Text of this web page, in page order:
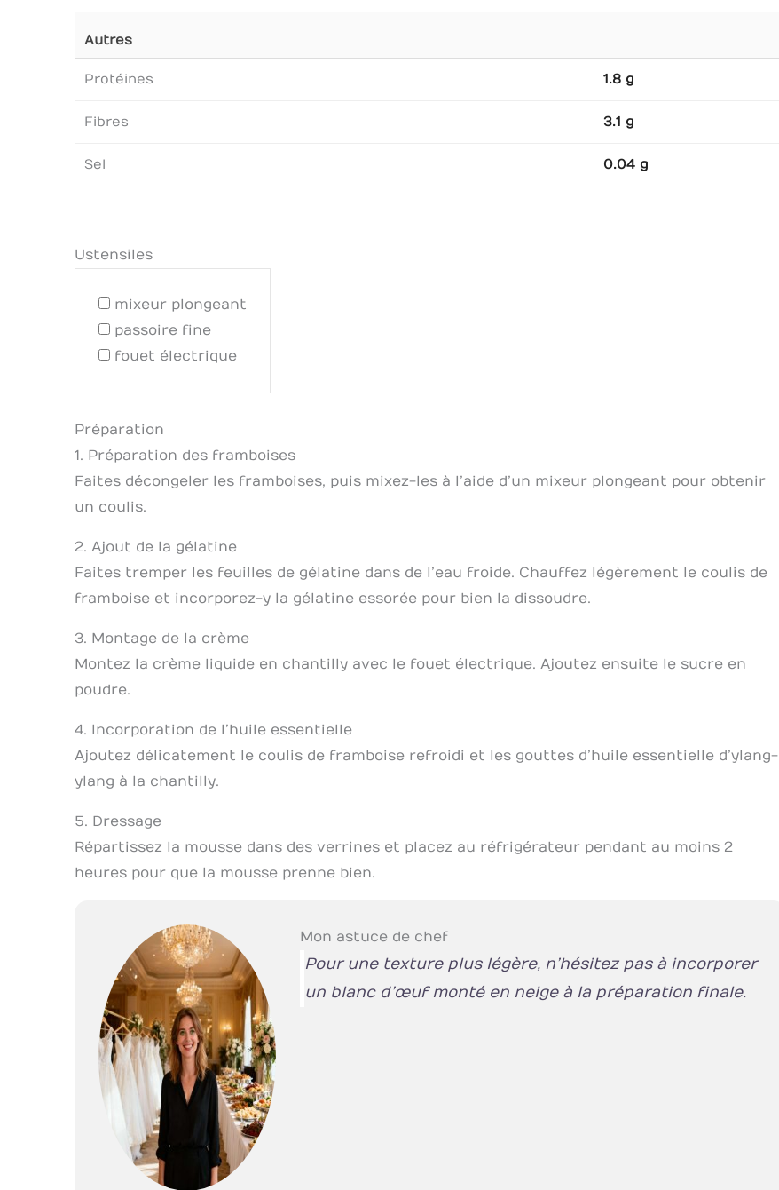
Autres
Protéines 1.8 g
Fibres 3.1 g
Sel 0.04 g
Ustensiles
mixeur plongeant
passoire fine
fouet électrique
Préparation
1. Préparation des framboises
Faites décongeler les framboises, puis mixez-les à l’aide d’un mixeur plongeant pour obtenir
un coulis.
2. Ajout de la gélatine
Faites tremper les feuilles de gélatine dans de l’eau froide. Chauffez légèrement le coulis de
framboise et incorporez-y la gélatine essorée pour bien la dissoudre.
3. Montage de la crème
Montez la crème liquide en chantilly avec le fouet électrique. Ajoutez ensuite le sucre en
poudre.
4. Incorporation de l’huile essentielle
Ajoutez délicatement le coulis de framboise refroidi et les gouttes d’huile essentielle d’ylang-
ylang à la chantilly.
5. Dressage
Répartissez la mousse dans des verrines et placez au réfrigérateur pendant au moins 2
heures pour que la mousse prenne bien.
Mon astuce de chef
Pour une texture plus légère, n’hésitez pas à incorporer
un blanc d’œuf monté en neige à la préparation finale.